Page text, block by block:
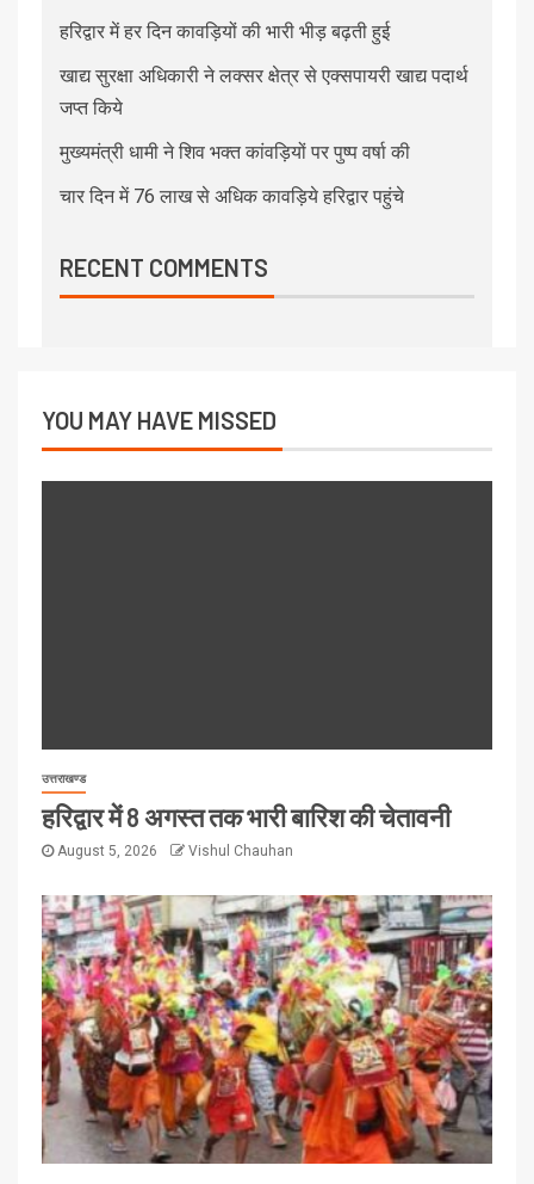
हरिद्वार में हर दिन कावड़ियों की भारी भीड़ बढ़ती हुई
खाद्य सुरक्षा अधिकारी ने लक्सर क्षेत्र से एक्सपायरी खाद्य पदार्थ
जप्त किये
मुख्यमंत्री धामी ने शिव भक्त कांवड़ियों पर पुष्प वर्षा की
चार दिन में 76 लाख से अधिक कावड़िये हरिद्वार पहुंचे
RECENT COMMENTS
YOU MAY HAVE MISSED
उत्तराखण्ड
हरिद्वार में 8 अगस्त तक भारी बारिश की चेतावनी
August 5, 2026 Vishul Chauhan